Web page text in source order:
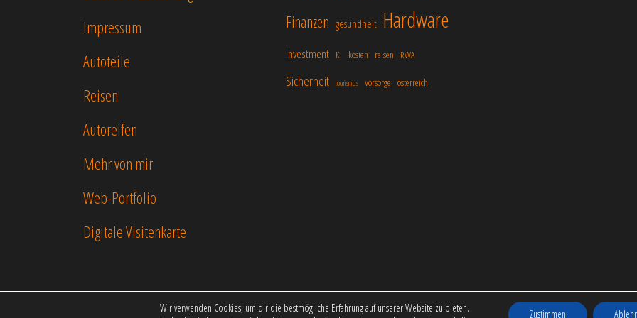
Impressum
Autoteile
Reisen
Autoreifen
Mehr von mir
Web-Portfolio
Digitale Visitenkarte
Finanzen gesundheit Hardware
Investment KI kosten reisen RWA
Sicherheit tourismus Vorsorge österreich
Stolz präsentiert vonWordPress Theme:Popularis Business
Wir verwenden Cookies, um dir die bestmögliche Erfahrung auf unserer Website zu bieten.
Zustimmen